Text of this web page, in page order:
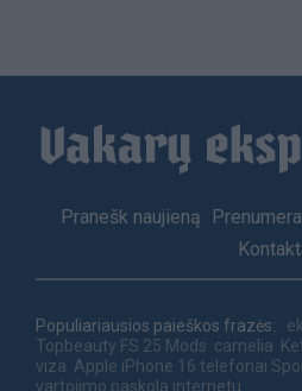
Footer
Pranešk naujieną
Populiariausios paieškos frazės:
Topbeauty FS 25 Mods camelia
viza Apple iPhone 16 telefonai
vartojimo paskola internetu